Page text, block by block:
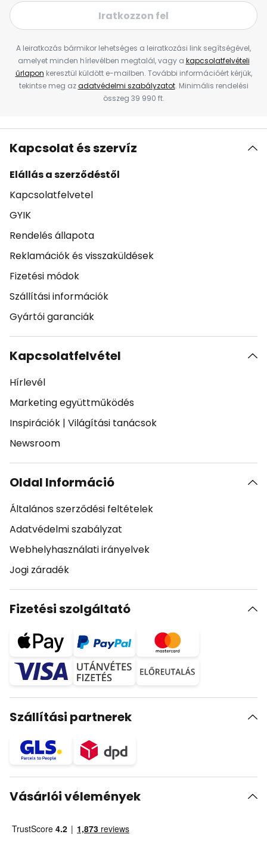
Iratkozzon fel
A leiratkozás bármikor lehetséges a leiratkozási link segítségével,
amelyet minden hírlevélben megtalál, vagy a kapcsolatfelvételi
űrlapon keresztül küldött e-mailben. További információért kérjük,
tekintse meg azadatvédelmi szabályzatot. Minimális rendelési
összeg 39 990 ft.
Kapcsolat és szervíz
Elállás a szerződéstől
Kapcsolatfelvetel
GYIK
Rendelés állapota
Reklamációk és visszaküldések
Fizetési módok
Szállítási információk
Gyártói garanciák
Kapcsolatfelvétel
Hírlevél
Marketing együttműködés
Inspirációk | Világítási tanácsok
Newsroom
Oldal Információ
Általános szerződési feltételek
Adatvédelmi szabályzat
Webhelyhasználati irányelvek
Jogi záradék
Fizetési szolgáltató
Szállítási partnerek
Vásárlói vélemények